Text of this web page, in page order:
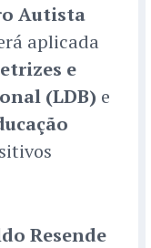
Autista
aplicada
e
(LDB) e
Resende